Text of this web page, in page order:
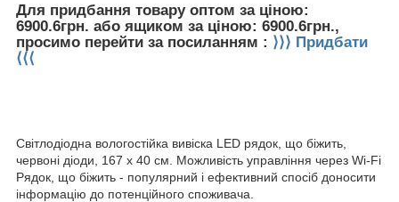
Для придбання товару оптом за ціною:
6900.6грн. або ящиком за ціною: 6900.6грн.,
просимо перейти за посиланням : ⟩⟩⟩ Придбати
⟨⟨⟨
Світлодіодна вологостійка вивіска LED рядок, що біжить,
червоні діоди, 167 х 40 см. Можливість управління через Wi-Fi
Рядок, що біжить - популярний і ефективний спосіб доносити
інформацію до потенційного споживача.